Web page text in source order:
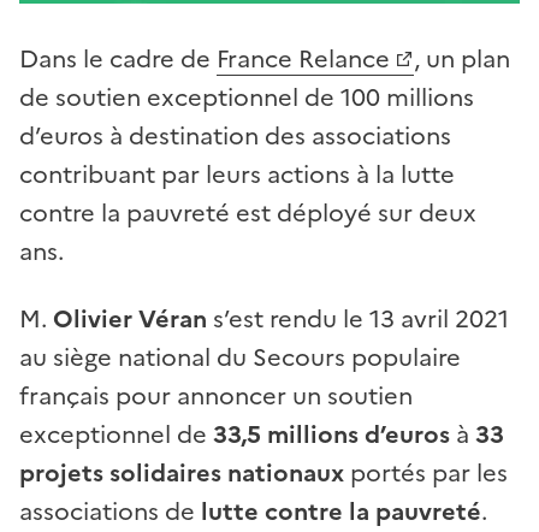
Dans le cadre de France Relance
, un plan
de soutien exceptionnel de 100 millions
d’euros à destination des associations
contribuant par leurs actions à la lutte
contre la pauvreté est déployé sur deux
ans.
M. Olivier Véran s’est rendu le 13 avril 2021
au siège national du Secours populaire
français pour annoncer un soutien
exceptionnel de 33,5 millions d’euros à 33
projets solidaires nationaux portés par les
associations de lutte contre la pauvreté.